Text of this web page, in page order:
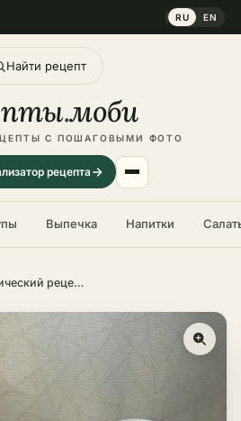
RU EN
Найти рецепт
.моби
С ПОШАГОВЫМИ ФОТО
рецепта
Выпечка Напитки
Орешки со сгущёнкой классический рецепт – пошаговый рецепт в домашних условиях